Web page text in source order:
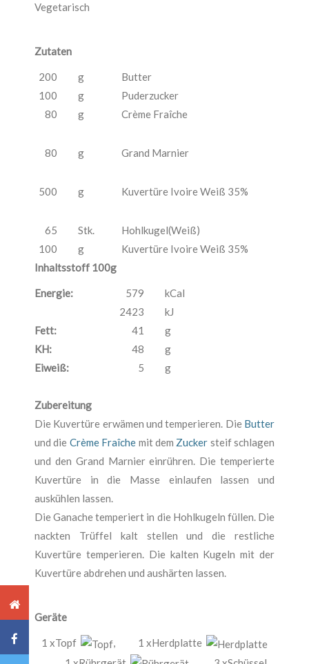
Vegetarisch
Zutaten
200 g
Butter
100
g
Puderzucker
80
g Crème Fraîche
80 g Grand Marnier
500 g Kuvertüre Ivoire Weiß 35%
65 Stk.
Hohlkugel(Weiß)
100
g
Kuvertüre Ivoire Weiß 35%
Inhaltsstoff 100g
Energie: 579
kCal
2423
kJ
Fett:
41
g
KH:
48
g
Eiweiß:
5 g
Zubereitung
Die Kuvertüre erwämen und temperieren. Die Butter
und die Crème Fraîche mit dem Zucker steif schlagen
und den Grand Marnier einrühren. Die temperierte
Kuvertüre in die Masse einlaufen lassen und
auskühlen lassen.
Die Ganache temperiert in die Hohlkugeln füllen. Die
nackten Trüffel kalt stellen und die restliche
Kuvertüre temperieren. Die kalten Kugeln mit der
Kuvertüre abdrehen und aushärten lassen.
Geräte
1 xTopf ,
1 xHerdplatte